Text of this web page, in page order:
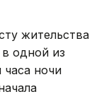
жительства
одной из
ночи